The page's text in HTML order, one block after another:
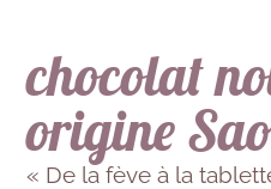
chocolat
origine
« De la fève à la